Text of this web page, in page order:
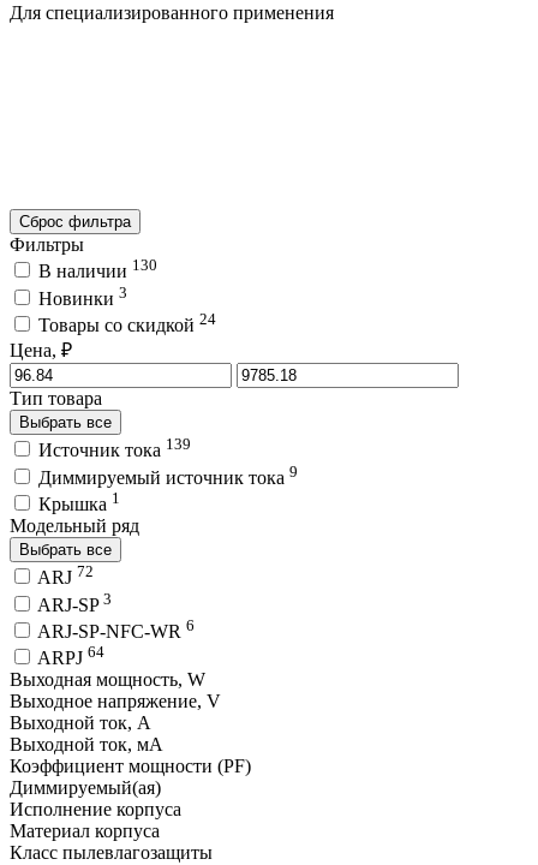
Для специализированного применения
Сброс фильтра
Фильтры
В наличии 130
Новинки 3
Товары со скидкой 24
Цена, ₽
Тип товара
Выбрать все
Источник тока 139
Диммируемый источник тока 9
Крышка 1
Модельный ряд
Выбрать все
ARJ 72
ARJ-SP 3
ARJ-SP-NFC-WR 6
ARPJ 64
Выходная мощность, W
Выходное напряжение, V
Выходной ток, A
Выходной ток, мA
Коэффициент мощности (PF)
Диммируемый(ая)
Исполнение корпуса
Материал корпуса
Класс пылевлагозащиты